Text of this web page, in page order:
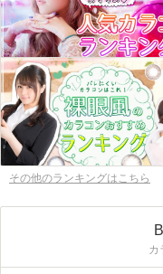
その他のランキングはこちら
カ